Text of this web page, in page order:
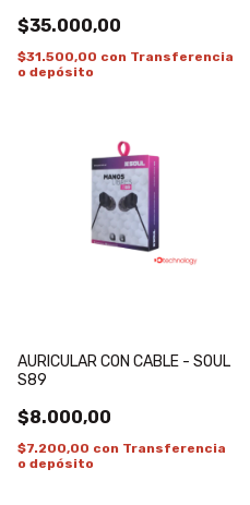
$35.000,00
$31.500,00 con Transferencia
o depósito
AURICULAR CON CABLE - SOUL
S89
$8.000,00
$7.200,00 con Transferencia
o depósito